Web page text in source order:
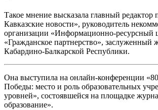
Такое мнение высказала главный редактор
Кавказские новости», руководитель
организации «Информационно-ресурсный
«Гражданское партнерство», заслуженный
Кабардино-Балкарской Республики.
Она выступила на онлайн-конференции
Победы: место и роль образовательных
уровней», состоявшейся на площадке
образование».